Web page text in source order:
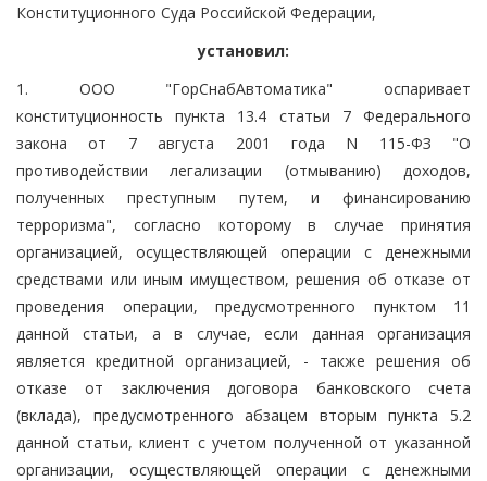
Конституционного Суда Российской Федерации,
установил:
1. ООО "ГорСнабАвтоматика" оспаривает
конституционность пункта 13.4 статьи 7 Федерального
закона от 7 августа 2001 года N 115-ФЗ "О
противодействии легализации (отмыванию) доходов,
полученных преступным путем, и финансированию
терроризма", согласно которому в случае принятия
организацией, осуществляющей операции с денежными
средствами или иным имуществом, решения об отказе от
проведения операции, предусмотренного пунктом 11
данной статьи, а в случае, если данная организация
является кредитной организацией, - также решения об
отказе от заключения договора банковского счета
(вклада), предусмотренного абзацем вторым пункта 5.2
данной статьи, клиент с учетом полученной от указанной
организации, осуществляющей операции с денежными